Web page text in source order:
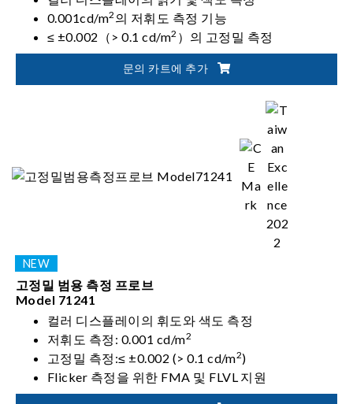
0.001cd/m2 의 저휘도 측정 기능
≤ ±0.002（> 0.1 cd/m2 ）의 고정밀 측정
문의 카트에 추가
고정밀 범용 측정 프로브
Model 71241
컬러 디스플레이의 휘도와 색도 측정
저휘도 측정: 0.001 cd/m2
고정밀 측정:≤ ±0.002 (> 0.1 cd/m2)
Flicker 측정을 위한 FMA 및 FLVL 지원